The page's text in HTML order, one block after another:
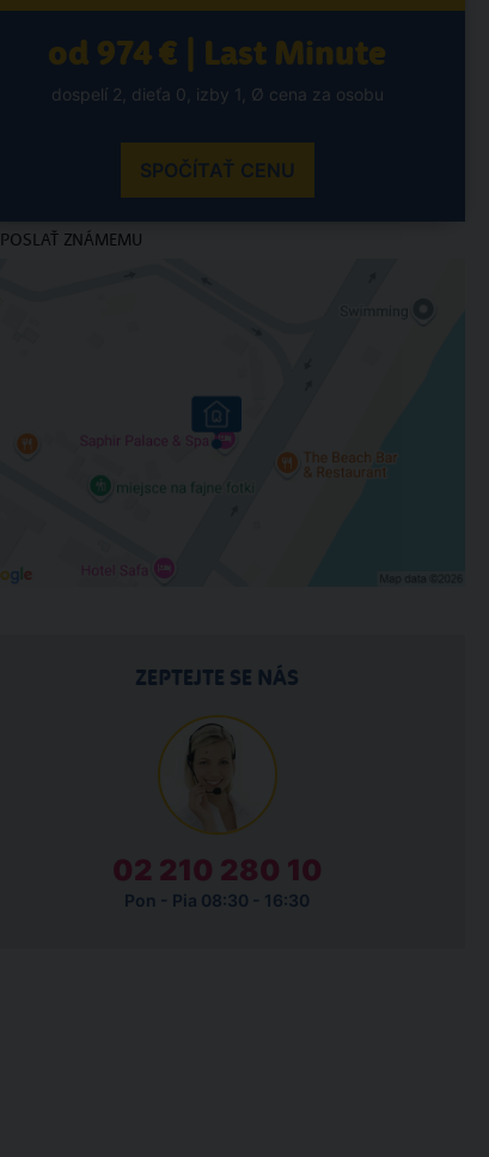
od 974 € | Last Minute
dospelí 2, dieťa 0, izby 1, Ø cena za osobu
SPOČÍTAŤ CENU
POSLAŤ ZNÁMEMU
ZEPTEJTE SE NÁS
02 210 280 10
Pon - Pia 08:30 - 16:30